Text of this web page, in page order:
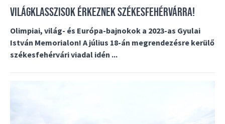
VILÁGKLASSZISOK ÉRKEZNEK SZÉKESFEHÉRVÁRRA!
Olimpiai, világ- és Európa-bajnokok a 2023-as Gyulai
István Memorialon! A július 18-án megrendezésre kerülő
székesfehérvári viadal idén ...